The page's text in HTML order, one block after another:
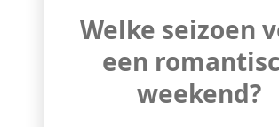
Welke seizoen
een
weekend?